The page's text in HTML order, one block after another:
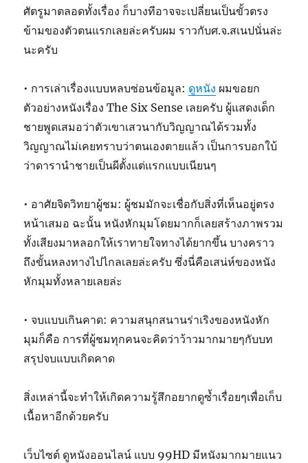
ศัตรูมาตลอดทั้งเรื่อง ก็บางทีอาจจะเปลี่ยนเป็นขั้วตรง
ข้ามของตัวตนแรกเลยล่ะครับผม ราวกับศ.จ.สเนปนั่นล่ะ
นะครับ
• การเล่าเรื่องแบบหลบซ่อนข้อมูล: ดูหนัง ผมขอยก
ตัวอย่างหนังเรื่อง The Six Sense เลยครับ ผู้แสดงเด็ก
ชายพูดเสมอว่าตัวเขาเสวนากับวิญญาณได้รวมทั้ง
วิญญาณไม่เคยทราบว่าตนเองตายแล้ว เป็นการบอกใบ้
ว่าดารานำชายเป็นผีตั้งแต่แรกแบบเนียนๆ
• อาศัยจิตวิทยาผู้ชม: ผู้ชมมักจะเชื่อกับสิ่งที่เห็นอยู่ตรง
หน้าเสมอ ฉะนั้น หนังหักมุมโดยมากก็เลยสร้างภาพรวม
ทั้งเสียงมาหลอกให้เราทายใจทางได้ยากขึ้น บางคราว
ถึงขั้นหลงทางไปไกลเลยล่ะครับ ซึ่งนี่คือเสน่ห์ของหนัง
หักมุมทั้งหลายเลยล่ะ
• จบแบบเกินคาด: ความสนุกสนานร่าเริงของหนังหัก
มุมก็คือ การที่ผู้ชมทุกคนจะคิดว่าว้าวมากมายๆกับบท
สรุปจบแบบเกิดคาด
สิ่งเหล่านี้จะทำให้เกิดความรู้สึกอยากดูซ้ำเรื่อยๆเพื่อเก็บ
เนื้อหาอีกด้วยครับ
เว็บไซต์ ดูหนังออนไลน์ แบบ 99HD มีหนังมากมายแนว